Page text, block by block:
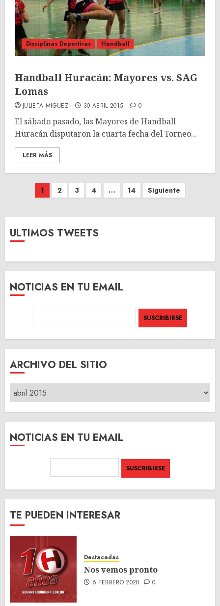
Disciplinas Deportivas Handball
Handball Huracán: Mayores vs. SAG
Lomas
JULIETA MIGUEZ 30 ABRIL 2015 0
El sábado pasado, las Mayores de Handball
Huracán disputaron la cuarta fecha del Torneo...
LEER MÁS
Paginación
entradas
1 2 3 4 … 14 Siguiente
ULTIMOS TWEETS
NOTICIAS EN TU EMAIL
ARCHIVO DEL SITIO
ARCHIVO
DEL
SITIO
NOTICIAS EN TU EMAIL
TE PUEDEN INTERESAR
Destacadas
Nos vemos pronto
6 FEBRERO 2020 0